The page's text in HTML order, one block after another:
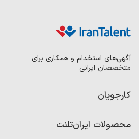
آگهی‌های استخدام و همکاری برای
متخصصان ایرانی
کارجویان
رزومه ساز
محصولات ایران‌تلنت